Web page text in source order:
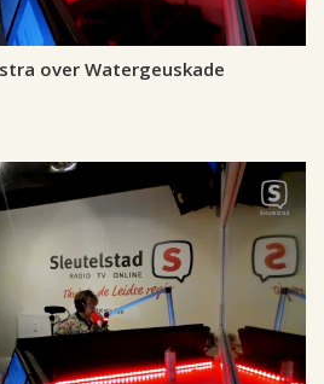
over Watergeuskade